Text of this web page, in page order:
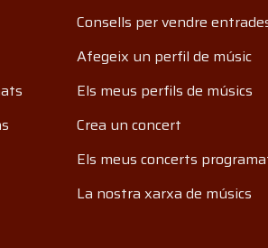
Consells per vendre
Afegeix un perfil de músic
Els meus perfils de músics
Crea un concert
Els meus concerts
La nostra xarxa de músics